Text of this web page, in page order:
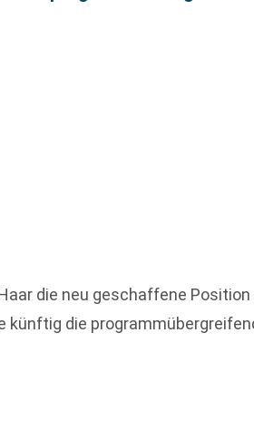
die neu geschaffene
die